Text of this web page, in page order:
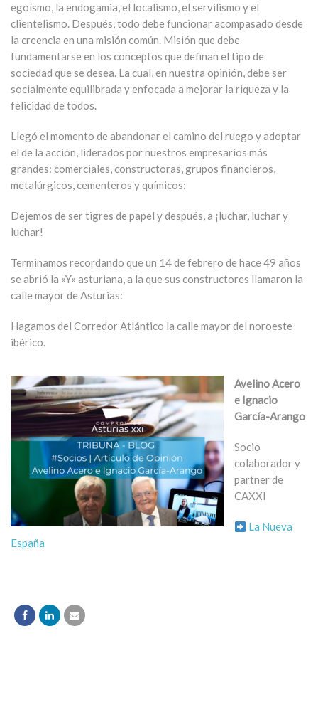
egoísmo, la endogamia, el localismo, el servilismo y el
clientelismo. Después, todo debe funcionar acompasado desde
la creencia en una misión común. Misión que debe
fundamentarse en los conceptos que definan el tipo de
sociedad que se desea. La cual, en nuestra opinión, debe ser
socialmente equilibrada y enfocada a mejorar la riqueza y la
felicidad de todos.
Llegó el momento de abandonar el camino del ruego y adoptar
el de la acción, liderados por nuestros empresarios más
grandes: comerciales, constructoras, grupos financieros,
metalúrgicos, cementeros y químicos:
Dejemos de ser tigres de papel y después, a ¡luchar, luchar y
luchar!
Terminamos recordando que un 14 de febrero de hace 49 años
se abrió la «Y» asturiana, a la que sus constructores llamaron la
calle mayor de Asturias:
Hagamos del Corredor Atlántico la calle mayor del noroeste
ibérico.
Avelino Acero
e Ignacio
García-Arango
Socio
colaborador y
partner de
CAXXI
La Nueva
España